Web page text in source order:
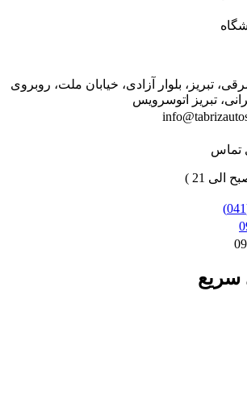
تبریز، بلوار آزادی، خیابان ملت، روبروی
تبریز اتوسرویس
تماس